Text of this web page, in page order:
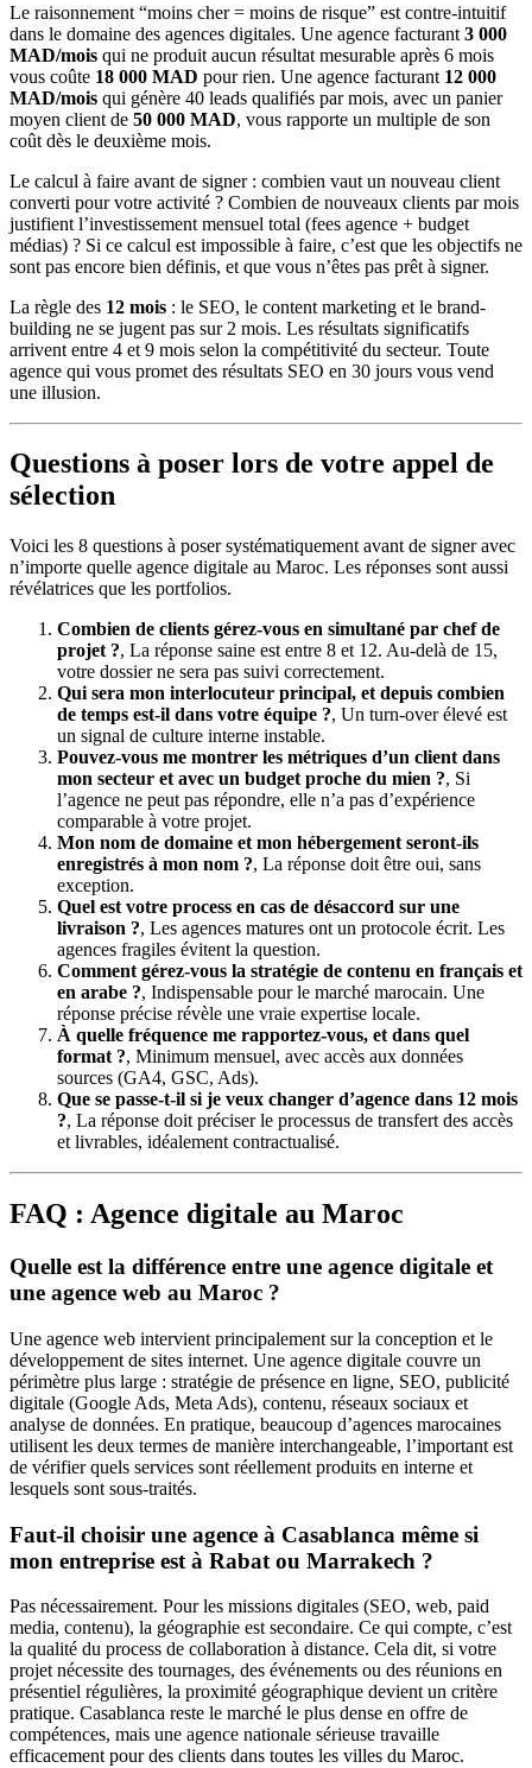
Le raisonnement “moins cher = moins de risque” est contre-intuitif
dans le domaine des agences digitales. Une agence facturant 3 000
MAD/mois qui ne produit aucun résultat mesurable après 6 mois
vous coûte 18 000 MAD pour rien. Une agence facturant 12 000
MAD/mois qui génère 40 leads qualifiés par mois, avec un panier
moyen client de 50 000 MAD, vous rapporte un multiple de son
coût dès le deuxième mois.
Le calcul à faire avant de signer : combien vaut un nouveau client
converti pour votre activité ? Combien de nouveaux clients par mois
justifient l’investissement mensuel total (fees agence + budget
médias) ? Si ce calcul est impossible à faire, c’est que les objectifs ne
sont pas encore bien définis, et que vous n’êtes pas prêt à signer.
La règle des 12 mois : le SEO, le content marketing et le brand-
building ne se jugent pas sur 2 mois. Les résultats significatifs
arrivent entre 4 et 9 mois selon la compétitivité du secteur. Toute
agence qui vous promet des résultats SEO en 30 jours vous vend
une illusion.
Questions à poser lors de votre appel de
sélection
Voici les 8 questions à poser systématiquement avant de signer avec
n’importe quelle agence digitale au Maroc. Les réponses sont aussi
révélatrices que les portfolios.
Combien de clients gérez-vous en simultané par chef de
projet ?, La réponse saine est entre 8 et 12. Au-delà de 15,
votre dossier ne sera pas suivi correctement.
Qui sera mon interlocuteur principal, et depuis combien
de temps est-il dans votre équipe ?, Un turn-over élevé est
un signal de culture interne instable.
Pouvez-vous me montrer les métriques d’un client dans
mon secteur et avec un budget proche du mien ?, Si
l’agence ne peut pas répondre, elle n’a pas d’expérience
comparable à votre projet.
Mon nom de domaine et mon hébergement seront-ils
enregistrés à mon nom ?, La réponse doit être oui, sans
exception.
Quel est votre process en cas de désaccord sur une
livraison ?, Les agences matures ont un protocole écrit. Les
agences fragiles évitent la question.
Comment gérez-vous la stratégie de contenu en français et
en arabe ?, Indispensable pour le marché marocain. Une
réponse précise révèle une vraie expertise locale.
À quelle fréquence me rapportez-vous, et dans quel
format ?, Minimum mensuel, avec accès aux données
sources (GA4, GSC, Ads).
Que se passe-t-il si je veux changer d’agence dans 12 mois
?, La réponse doit préciser le processus de transfert des accès
et livrables, idéalement contractualisé.
FAQ : Agence digitale au Maroc
Quelle est la différence entre une agence digitale et
une agence web au Maroc ?
Une agence web intervient principalement sur la conception et le
développement de sites internet. Une agence digitale couvre un
périmètre plus large : stratégie de présence en ligne, SEO, publicité
digitale (Google Ads, Meta Ads), contenu, réseaux sociaux et
analyse de données. En pratique, beaucoup d’agences marocaines
utilisent les deux termes de manière interchangeable, l’important est
de vérifier quels services sont réellement produits en interne et
lesquels sont sous-traités.
Faut-il choisir une agence à Casablanca même si
mon entreprise est à Rabat ou Marrakech ?
Pas nécessairement. Pour les missions digitales (SEO, web, paid
media, contenu), la géographie est secondaire. Ce qui compte, c’est
la qualité du process de collaboration à distance. Cela dit, si votre
projet nécessite des tournages, des événements ou des réunions en
présentiel régulières, la proximité géographique devient un critère
pratique. Casablanca reste le marché le plus dense en offre de
compétences, mais une agence nationale sérieuse travaille
efficacement pour des clients dans toutes les villes du Maroc.